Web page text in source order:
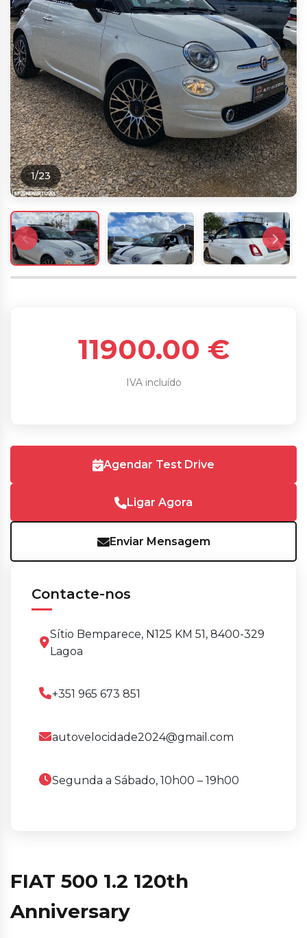
1/23
FIAT 500 1.2 120th
Anniversary
11900.00 €
IVA incluído
Agendar Test Drive
Ligar Agora
Enviar Mensagem
Contacte-nos
Sítio Bemparece, N125 KM 51, 8400-329
Lagoa
+351 965 673 851
autovelocidade2024@gmail.com
Segunda a Sábado, 10h00 – 19h00